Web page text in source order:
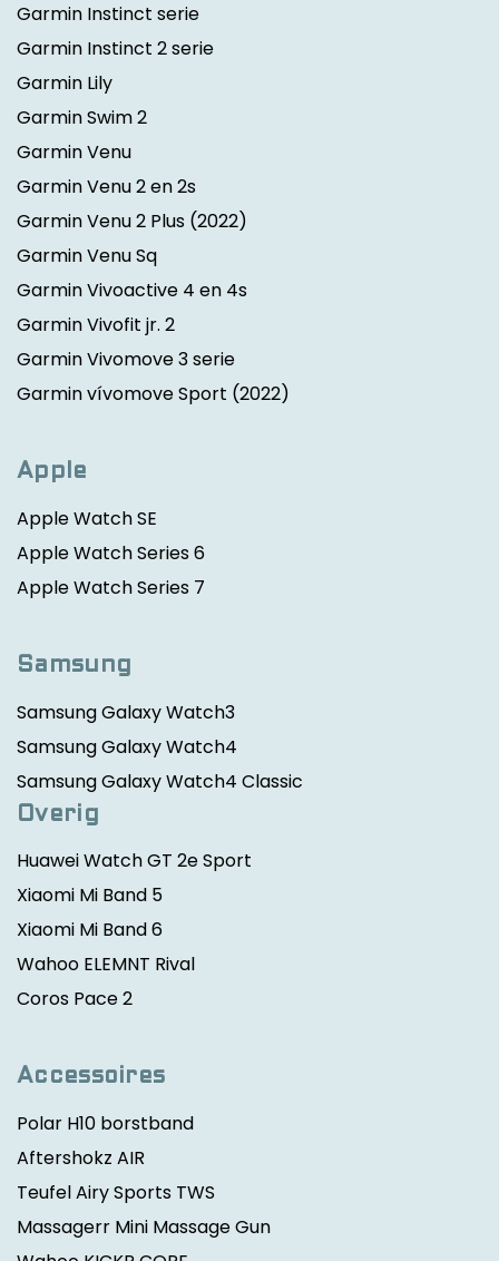
Garmin Instinct serie
Garmin Instinct 2 serie
Garmin Lily
Garmin Swim 2
Garmin Venu
Garmin Venu 2 en 2s
Garmin Venu 2 Plus (2022)
Garmin Venu Sq
Garmin Vivoactive 4 en 4s
Garmin Vivofit jr. 2
Garmin Vivomove 3 serie
Garmin vívomove Sport (2022)
Apple
Apple Watch SE
Apple Watch Series 6
Apple Watch Series 7
Samsung
Samsung Galaxy Watch3
Samsung Galaxy Watch4
Samsung Galaxy Watch4 Classic
Overig
Huawei Watch GT 2e Sport
Xiaomi Mi Band 5
Xiaomi Mi Band 6
Wahoo ELEMNT Rival
Coros Pace 2
Accessoires
Polar H10 borstband
Aftershokz AIR
Teufel Airy Sports TWS
Massagerr Mini Massage Gun